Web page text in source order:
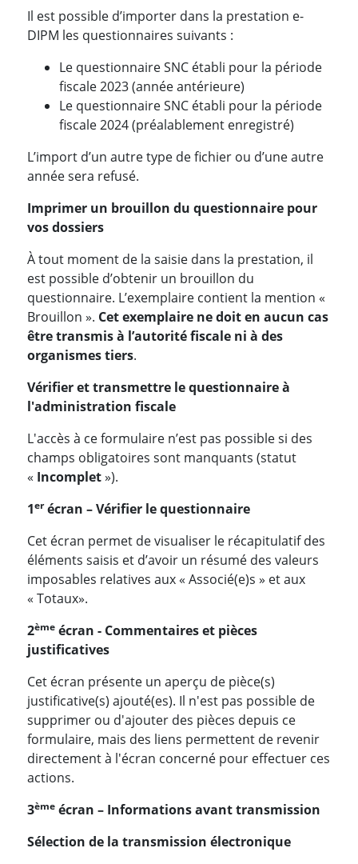
Il est possible d’importer dans la prestation e-
DIPM les questionnaires suivants :
Le questionnaire SNC établi pour la période
fiscale 2023 (année antérieure)
Le questionnaire SNC établi pour la période
fiscale 2024 (préalablement enregistré)
L’import d’un autre type de fichier ou d’une autre
année sera refusé.
Imprimer un brouillon du questionnaire pour
vos dossiers
À tout moment de la saisie dans la prestation, il
est possible d’obtenir un brouillon du
questionnaire. L’exemplaire contient la mention «
Brouillon ». Cet exemplaire ne doit en aucun cas
être transmis à l’autorité fiscale ni à des
organismes tiers.
Vérifier et transmettre le questionnaire à
l'administration fiscale
L'accès à ce formulaire n’est pas possible si des
champs obligatoires sont manquants (statut
« Incomplet»).
1erécran – Vérifier le questionnaire
Cet écran permet de visualiser le récapitulatif des
éléments saisis et d’avoir un résumé des valeurs
imposables relatives aux « Associé(e)s » et aux
« Totaux».
2ème écran - Commentaires et pièces
justificatives
Cet écran présente un aperçu de pièce(s)
justificative(s) ajouté(es). Il n'est pas possible de
supprimer ou d'ajouter des pièces depuis ce
formulaire, mais des liens permettent de revenir
directement à l'écran concerné pour effectuer ces
actions.
3ème écran – Informations avant transmission
Sélection de la transmission électronique